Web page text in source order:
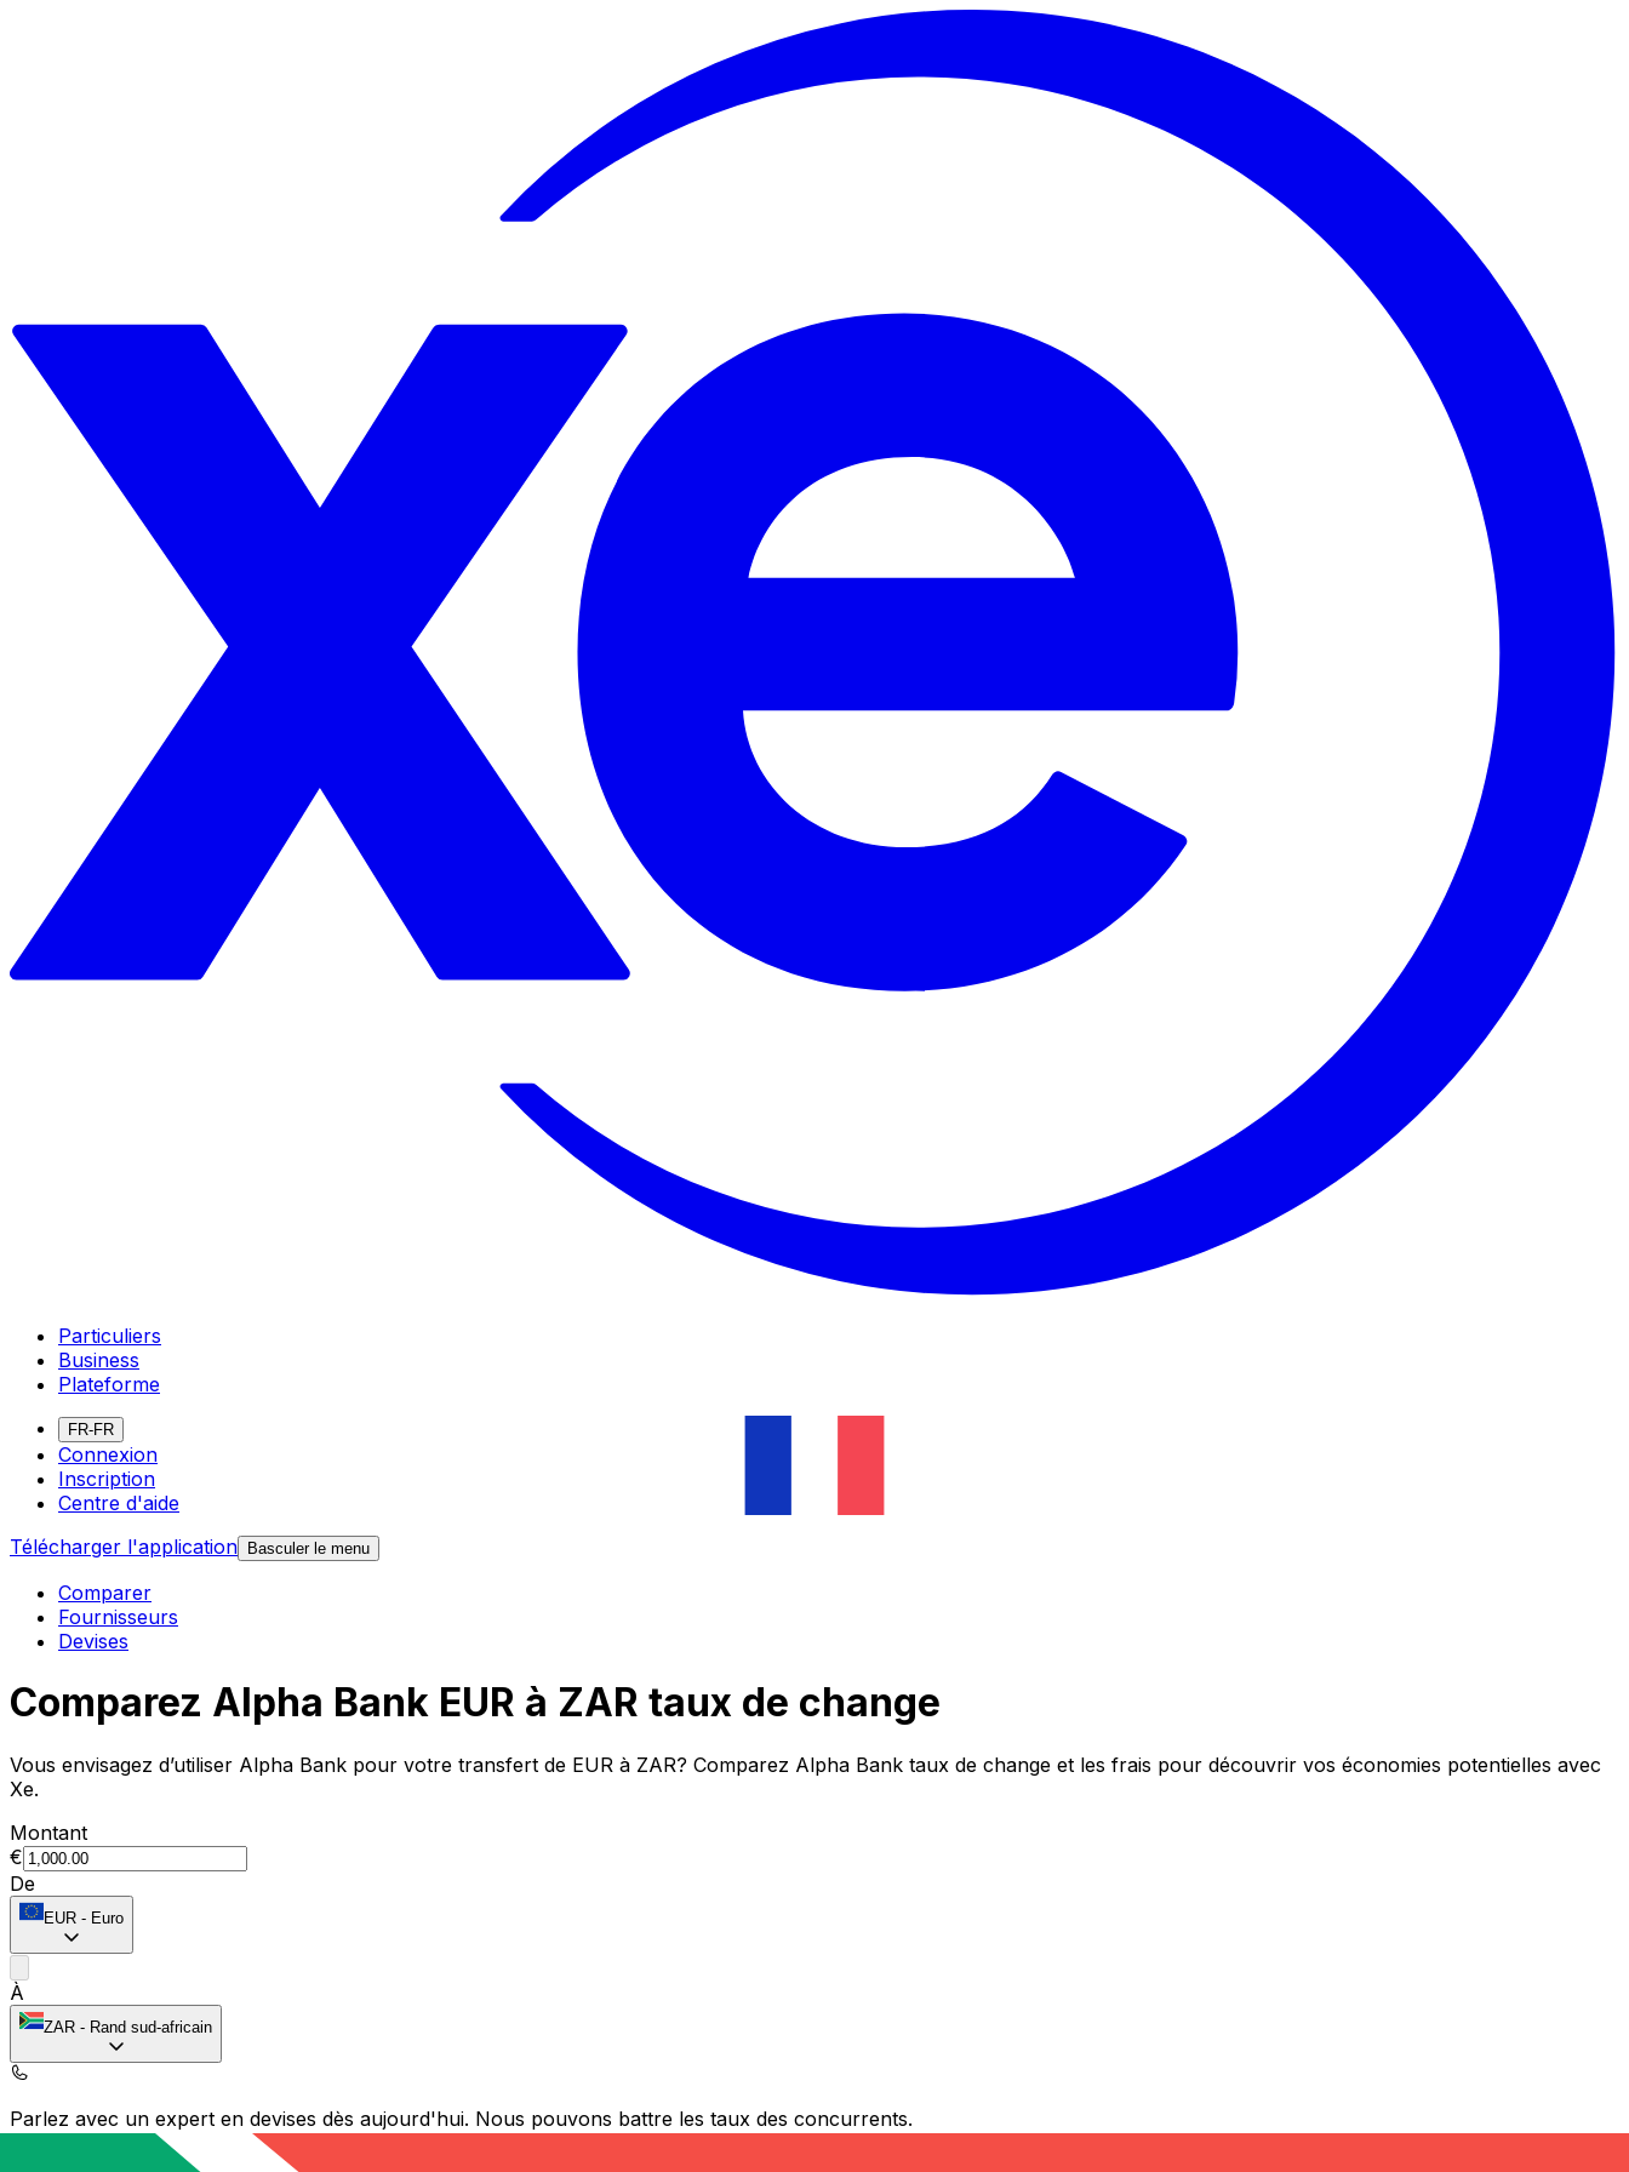
Particuliers
Business
Plateforme
FR-FR
Connexion
Inscription
Centre d'aide
Télécharger l'application Basculer le menu
Comparer
Fournisseurs
Devises
Comparez Alpha Bank EUR à ZAR taux de change
Vous envisagez d’utiliser Alpha Bank pour votre transfert de EUR à ZAR? Comparez Alpha Bank taux de change et les frais pour découvrir vos économies potentielles avec
Xe.
Montant
€
De
EUR - Euro
À
ZAR - Rand sud-africain
Parlez avec un expert en devises dès aujourd'hui. Nous pouvons battre les taux des concurrents.